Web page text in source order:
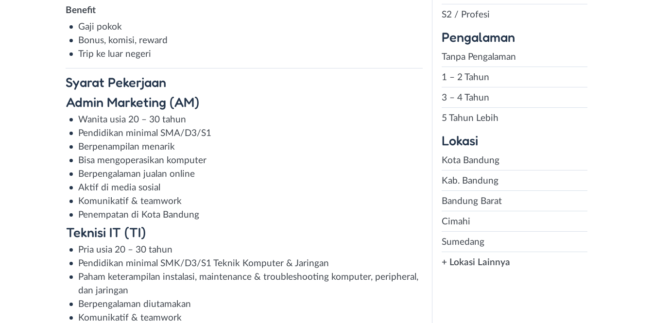
Benefit
Gaji pokok
Bonus, komisi, reward
Trip ke luar negeri
Syarat Pekerjaan
Admin Marketing (AM)
Wanita usia 20 – 30 tahun
Pendidikan minimal SMA/D3/S1
Berpenampilan menarik
Bisa mengoperasikan komputer
Berpengalaman jualan online
Aktif di media sosial
Komunikatif & teamwork
Penempatan di Kota Bandung
Teknisi IT (TI)
Pria usia 20 – 30 tahun
Pendidikan minimal SMK/D3/S1 Teknik Komputer & Jaringan
Paham keterampilan instalasi, maintenance & troubleshooting komputer, peripheral,
dan jaringan
Berpengalaman diutamakan
Komunikatif & teamwork
S2 / Profesi
Pengalaman
Tanpa Pengalaman
1 – 2 Tahun
3 – 4 Tahun
5 Tahun Lebih
Lokasi
Kota Bandung
Kab. Bandung
Bandung Barat
Cimahi
Sumedang
+ Lokasi Lainnya